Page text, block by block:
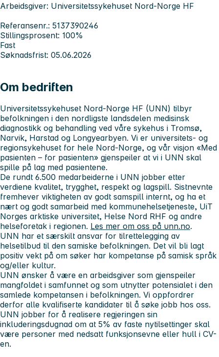
Arbeidsgiver: Universitetssykehuset Nord-Norge HF
Referansenr.: 5137390246
Stillingsprosent: 100%
Fast
Søknadsfrist: 05.06.2026
Om bedriften
Universitetssykehuset Nord-Norge HF (UNN) tilbyr
befolkningen i den nordligste landsdelen medisinsk
diagnostikk og behandling ved våre sykehus i Tromsø,
Narvik, Harstad og Longyearbyen. Vi er universitets- og
regionsykehuset for hele Nord-Norge, og vår visjon «Med
pasienten – for pasienten» gjenspeiler at vi i UNN skal
spille på lag med pasientene.
De rundt 6.500 medarbeiderne i UNN jobber etter
verdiene kvalitet, trygghet, respekt og lagspill. Sistnevnte
fremhever viktigheten av godt samspill internt, og ha et
nært og godt samarbeid med kommunehelsetjeneste, UiT
Norges arktiske universitet, Helse Nord RHF og andre
helseforetak i regionen. Les mer om oss på unn.no.
UNN har et særskilt ansvar for tilrettelegging av
helsetilbud til den samiske befolkningen. Det vil bli lagt
positiv vekt på om søker har kompetanse på samisk språk
og/eller kultur.
UNN ønsker å være en arbeidsgiver som gjenspeiler
mangfoldet i samfunnet og som utnytter potensialet i den
samlede kompetansen i befolkningen. Vi oppfordrer
derfor alle kvalifiserte kandidater til å søke jobb hos oss.
UNN jobber for å realisere regjeringen sin
inkluderingsdugnad om at 5% av faste nytilsettinger skal
være personer med nedsatt funksjonsevne eller hull i CV-
en.